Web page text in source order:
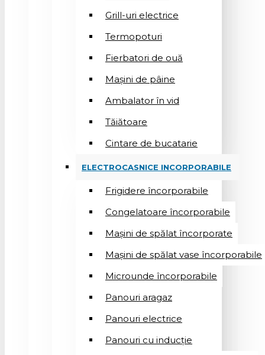
Grill-uri electrice
Termopoturi
Fierbatori de ouă
Mașini de pâine
Ambalator în vid
Tăiătoare
Cintare de bucatarie
ELECTROCASNICE INCORPORABILE
Frigidere încorporabile
Congelatoare încorporabile
Mașini de spălat încorporate
Mașini de spălat vase încorporabile
Microunde încorporabile
Panouri aragaz
Panouri electrice
Panouri cu inducție